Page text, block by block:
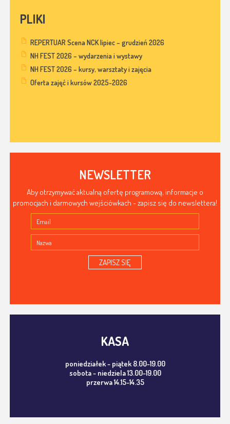
PLIKI
REPERTUAR Scena NCK lipiec – grudzień 2026
NH FEST 2026 – wydarzenia i wystawy
NH FEST 2026 – kursy, warsztaty i zajęcia
Oferta zajęć i kursów 2025-2026
NEWSLETTER
Aby otrzymywać aktualną ofertę programową, informacje o
promocjach i darmowych wejściówkach - zapisz się do newslettera!
ZAPISZ SIĘ
KASA
poniedziałek - piątek 8.00-19.00
sobota - niedziela 13.00-19.00
przerwa 14.15-14.35